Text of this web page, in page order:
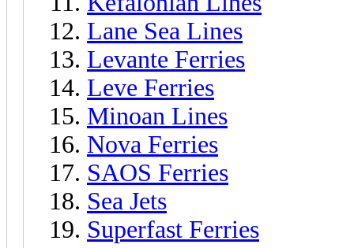
Lane Sea Lines
Levante Ferries
Leve Ferries
Minoan Lines
Nova Ferries
SAOS Ferries
Sea Jets
Superfast Ferries